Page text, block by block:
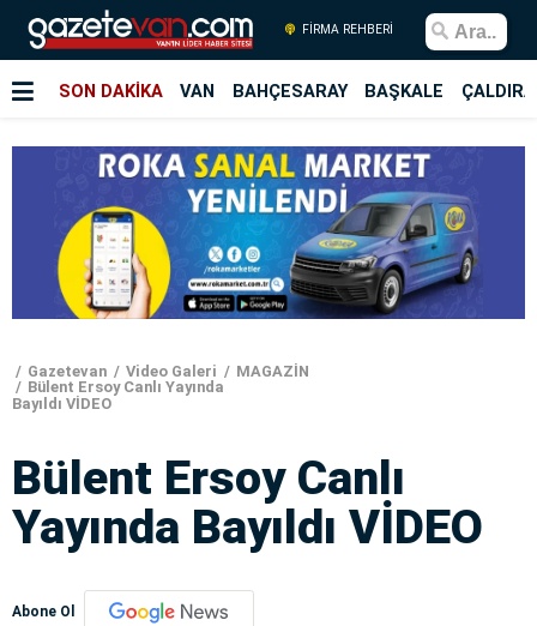
FİRMA REHBERİ
SON DAKİKA VAN BAHÇESARAY BAŞKALE
Gazetevan Video Galeri
MAGAZİN
Bülent Ersoy Canlı Yayında
Bayıldı VİDEO
Bülent Ersoy Canlı
Yayında Bayıldı VİDEO
Abone Ol